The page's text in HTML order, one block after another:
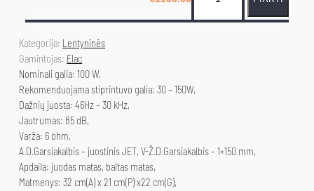
r
o
t
i
Kategorija: Lentyninės
Gamintojas: Elac
Nominali galia: 100 W,
Rekomenduojama stiprintuvo galia: 30 – 150W,
Dažnių juosta: 46Hz – 30 kHz,
Jautrumas: 85 dB,
Varža: 6 ohm,
A.D.Garsiakalbis – juostinis JET, V-Ž.D.Garsiakalbis – 1×150 mm,
Apdaila: juodas matas, baltas matas,
Matmenys: 32 cm(A) x 21 cm(P) x22 cm(G),